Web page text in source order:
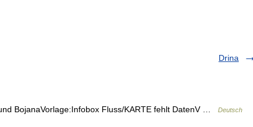
Drina
BojanaVorlage:Infobox Fluss/KARTE fehlt DatenV …
Deutsch